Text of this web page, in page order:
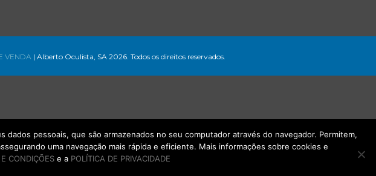
VENDA | Alberto Oculista, SA 2026. Todos os direitos reservados.
pessoais, que são armazenados no seu computador através do navegador. Permitem,
uma navegação mais rápida e eficiente. Mais informações sobre cookies e
CONDIÇÕESe a POLÍTICA DE PRIVACIDADE